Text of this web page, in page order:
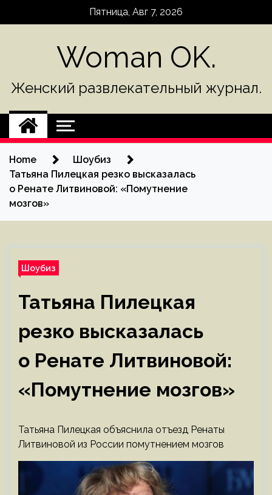
Пятница, Авг 7, 2026
Woman OK.
Женский развлекательный журнал.
Home
Шоубиз
Татьяна Пилецкая резко высказалась
о Ренате Литвиновой: «Помутнение
мозгов»
Шоубиз
Татьяна Пилецкая
резко высказалась
о Ренате Литвиновой:
«Помутнение мозгов»
Татьяна Пилецкая объяснила отъезд Ренаты
Литвиновой из России помутнением мозгов